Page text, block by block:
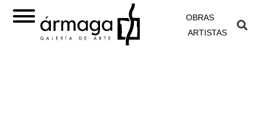
OBRAS
ARTISTAS